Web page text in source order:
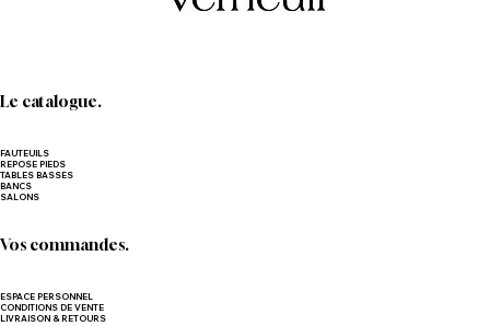
Le catalogue.
FAUTEUILS
REPOSE PIEDS
TABLES BASSES
BANCS
SALONS
Vos commandes.
ESPACE PERSONNEL
CONDITIONS DE VENTE
LIVRAISON & RETOURS